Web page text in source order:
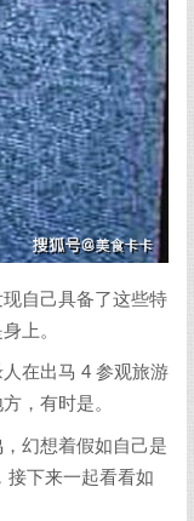
自己具备了这些特
上。
在出马 4 参观旅游
，有时是。
幻想着假如自己是
接下来一起看看如